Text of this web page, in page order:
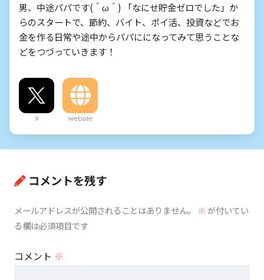
男、中途パパです(＾ω＾) 「なにせ貯金ゼロでした」か
らのスタートで、節約、バイト、ポイ活、投資などでお
金を作る日常や途中からパパにになってみて思うことな
どをつづっていきます！
X Website
コメントを残す
メールアドレスが公開されることはありません。 ※が付いてい
る欄は必須項目です
コメント ※